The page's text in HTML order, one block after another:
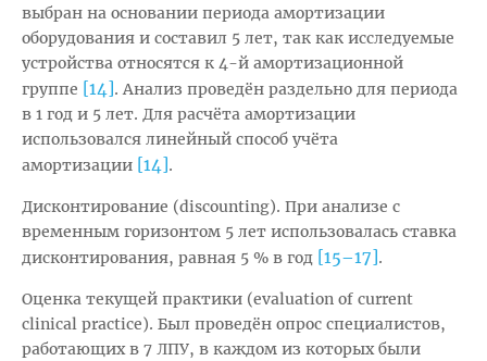
выбран на основании периода амортизации
оборудования и составил 5 лет, так как исследуемые
устройства относятся к 4-й амортизационной
группе [14]. Анализ проведён раздельно для периода
в 1 год и 5 лет. Для расчёта амортизации
использовался линейный способ учёта
амортизации [14].
Дисконтирование (discounting). При анализе с
временным горизонтом 5 лет использовалась ставка
дисконтирования, равная 5 % в год [15–17].
Оценка текущей практики (evaluation of current
clinical practice). Был проведён опрос специалистов,
работающих в 7 ЛПУ, в каждом из которых были